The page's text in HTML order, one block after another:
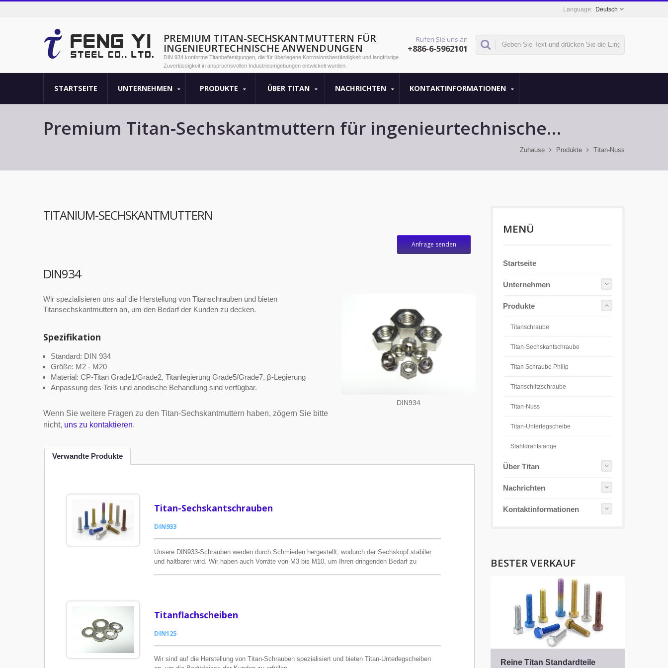
Deutsch
PREMIUM TITAN-SECHSKANTMUTTERN FÜR
INGENIEURTECHNISCHE ANWENDUNGEN
DIN 934 konforme Titanbefestigungen, die für überlegene Korrosionsbeständigkeit und langfristige
Zuverlässigkeit in anspruchsvollen Industrieumgebungen entwickelt wurden.
Rufen Sie uns an
+886-6-5962101
STARTSEITE UNTERNEHMEN PRODUKTE ÜBER TITAN NACHRICHTEN KONTAKTINFORMATIONEN
Premium Titan-Sechskantmuttern für ingenieurtechnische
Zuhause Produkte Titan-Nuss
TITANIUM-SECHSKANTMUTTERN
Anfrage senden
DIN934
DIN934
Wir spezialisieren uns auf die Herstellung von Titanschrauben und bieten
Titansechskantmuttern an, um den Bedarf der Kunden zu decken.
Spezifikation
Standard: DIN 934
Größe: M2 - M20
Material: CP-Titan Grade1/Grade2, Titanlegierung Grade5/Grade7, β-Legierung
Anpassung des Teils und anodische Behandlung sind verfügbar.
Wenn Sie weitere Fragen zu den Titan-Sechskantmuttern haben, zögern Sie bitte
nicht, uns zu kontaktieren.
Verwandte Produkte
Titan-Sechskantschrauben
DIN933
Unsere DIN933-Schrauben werden durch Schmieden hergestellt, wodurch der Sechskopf stabiler
und haltbarer wird. Wir haben auch Vorräte von M3 bis M10, um Ihren dringenden Bedarf zu
Titanflachscheiben
DIN125
Wir sind auf die Herstellung von Titan-Schrauben spezialisiert und bieten Titan-Unterlegscheiben
MENÜ
Startseite
Unternehmen
Produkte
Titanschraube
Titan-Sechskantschraube
Titan Schraube Philip
Titanschlitzschraube
Titan-Nuss
Titan-Unterlegscheibe
Stahldrahtstange
Über Titan
Nachrichten
Kontaktinformationen
BESTER VERKAUF
Reine Titan Standardteile